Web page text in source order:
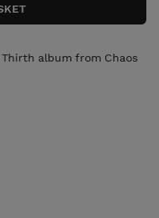
album from Chaos